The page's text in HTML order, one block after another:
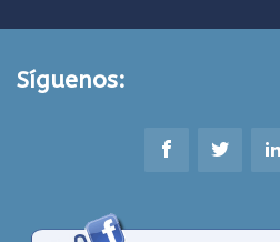
Síguenos: